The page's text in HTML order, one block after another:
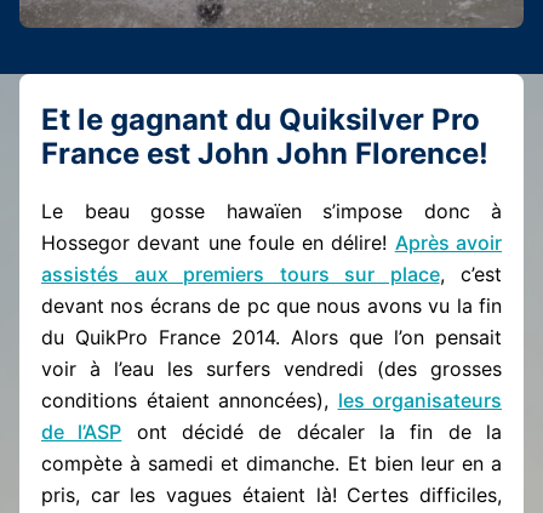
Et le gagnant du Quiksilver Pro
France est John John Florence!
Le beau gosse hawaïen s’impose donc à
Hossegor devant une foule en délire! Après avoir
assistés aux premiers tours sur place, c’est
devant nos écrans de pc que nous avons vu la fin
du QuikPro France 2014. Alors que l’on pensait
voir à l’eau les surfers vendredi (des grosses
conditions étaient annoncées), les organisateurs
de l’ASP ont décidé de décaler la fin de la
compète à samedi et dimanche. Et bien leur en a
pris, car les vagues étaient là! Certes difficiles,